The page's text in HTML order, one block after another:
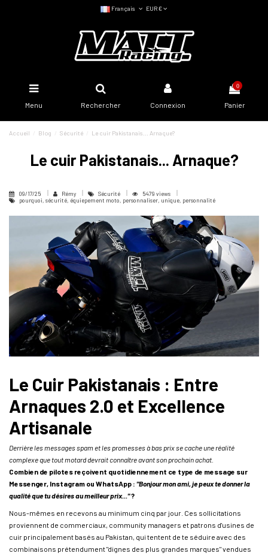
Français EUR €
Menu Rechercher Connexion
0
Panier
Accueil Blog Sécurité Le cuir Pakistanais... Arnaque?
Le cuir Pakistanais... Arnaque?
09/17/25 Rémy Sécurité
5479 views
pourquoi, sécurité, équiepement moto, personnaliser, unique, personnalité
Le Cuir Pakistanais : Entre
Arnaques 2.0 et Excellence
Artisanale
Derrière les messages spam et les promesses à bas prix se cache une réalité
complexe que tout motard devrait connaître avant son prochain achat.
Combien de pilotes reçoivent quotidiennement ce type de message sur
Messenger, Instagram ou WhatsApp : "Bonjour mon ami, je peux te donner la
qualité que tu désires au meilleur prix..."?
Nous-mêmes en recevons au minimum cinq par jour. Ces sollicitations
proviennent de commerciaux, community managers et patrons d'usines de
cuir principalement basés au Pakistan, qui tentent de te séduire avec des
combinaisons prétendument "dignes des plus grandes marques" vendues